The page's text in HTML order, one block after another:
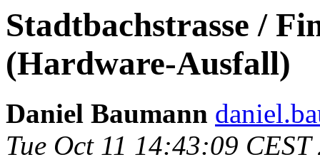
Stadtbachstrasse /
(Hardware-Ausfall)
Daniel Baumann
Tue Oct 11 14:43:09 CEST